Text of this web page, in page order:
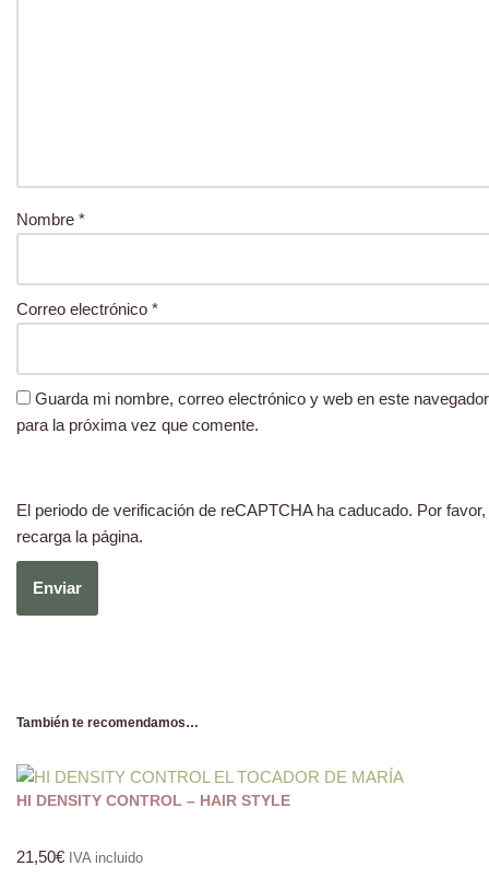
Nombre *
Correo electrónico *
Guarda mi nombre, correo electrónico y web en este navegador
para la próxima vez que comente.
El periodo de verificación de reCAPTCHA ha caducado. Por favor,
recarga la página.
También te recomendamos…
HI DENSITY CONTROL – HAIR STYLE
21,50€ IVA incluido